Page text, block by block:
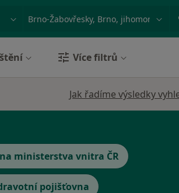
Město nebo region
Více filtrů
Jak řadíme výsledky
ministerstva vnitra ČR
pojišťovna